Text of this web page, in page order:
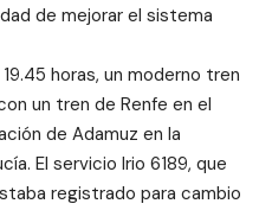
de mejorar el sistema
horas, un moderno tren
un tren de Renfe en el
de Adamuz en la
El servicio Irio 6189, que
registrado para cambio